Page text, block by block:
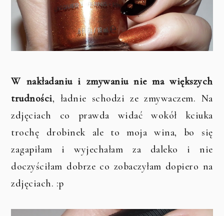
W nakładaniu i zmywaniu nie ma większych
trudności, ładnie schodzi ze zmywaczem. Na
zdjęciach co prawda widać wokół kciuka
trochę drobinek ale to moja wina, bo się
zagapiłam i wyjechałam za daleko i nie
doczyściłam dobrze co zobaczyłam dopiero na
zdjęciach. :p